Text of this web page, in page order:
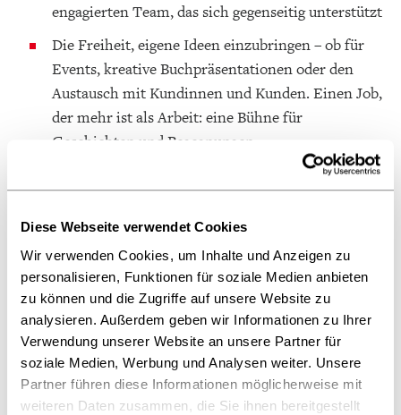
Diese Webseite verwendet Cookies
Wir verwenden Cookies, um Inhalte und Anzeigen zu
personalisieren, Funktionen für soziale Medien anbieten
zu können und die Zugriffe auf unsere Website zu
analysieren. Außerdem geben wir Informationen zu Ihrer
Verwendung unserer Website an unsere Partner für
soziale Medien, Werbung und Analysen weiter. Unsere
Partner führen diese Informationen möglicherweise mit
weiteren Daten zusammen, die Sie ihnen bereitgestellt
engagierten Team, das sich gegenseitig unterstützt
Die Freiheit, eigene Ideen einzubringen – ob für
Events, kreative Buchpräsentationen oder den
Austausch mit Kundinnen und Kunden. Einen Job,
der mehr ist als Arbeit: eine Bühne für
Geschichten und Begegnungen.
Eine abwechslungsreiche Tätigkeit in einer
Einen sicheren Arbeitsplatz in Teilzeit oder
Vollzeit
Mitarbeiterrabatte und übertariflicher Urlaub.
Ihr Profil
Eine abgeschlossene Ausbildung im Buchhandel.
Sie beraten und verkaufen mit Leidenschaft unser